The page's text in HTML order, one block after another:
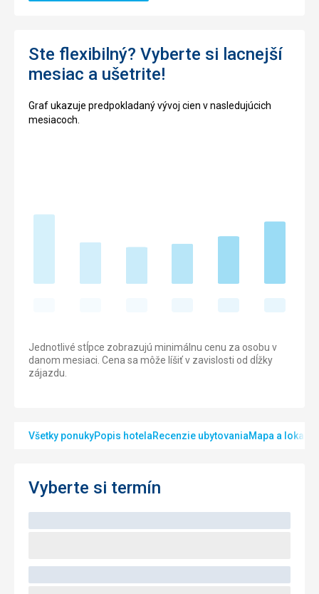
Ste flexibilný? Vyberte si lacnejší
mesiac a ušetrite!
Graf ukazuje predpokladaný vývoj cien v nasledujúcich
mesiacoch.
Jednotlivé stĺpce zobrazujú minimálnu cenu za osobu v
danom mesiaci. Cena sa môže líšiť v zavislosti od dĺžky
zájazdu.
Všetky ponukyPopis hotelaRecenzie ubytovaniaMapa a lokalita
Vyberte si termín